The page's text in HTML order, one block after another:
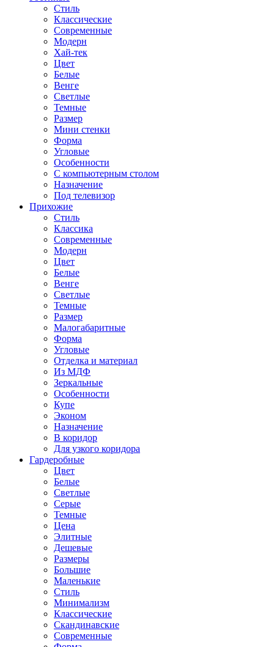
Стиль
Классические
Современные
Модерн
Хай-тек
Цвет
Белые
Венге
Светлые
Темные
Размер
Мини стенки
Форма
Угловые
Особенности
С компьютерным столом
Назначение
Под телевизор
Прихожие
Стиль
Классика
Современные
Модерн
Цвет
Белые
Венге
Светлые
Темные
Размер
Малогабаритные
Форма
Угловые
Отделка и материал
Из МДФ
Зеркальные
Особенности
Купе
Эконом
Назначение
В коридор
Для узкого коридора
Гардеробные
Цвет
Белые
Светлые
Серые
Темные
Цена
Элитные
Дешевые
Размеры
Большие
Маленькие
Стиль
Минимализм
Классические
Скандинавские
Современные